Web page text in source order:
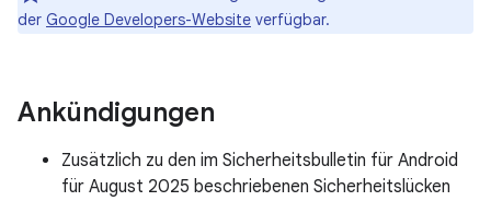
der Google Developers-Website verfügbar.
Ankündigungen
Zusätzlich zu den im Sicherheitsbulletin für Android
für August 2025 beschriebenen Sicherheitslücken